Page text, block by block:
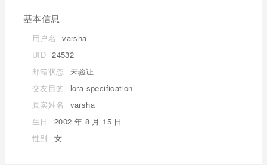
基本信息
用户名
varsha
UID 24532
邮箱状态
未验证
交友目的
lora specification
真实姓名
varsha
生日
2002 年 8 月 15 日
性别
女